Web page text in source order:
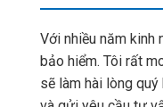
Với nhiều năm kinh
bảo hiểm. Tôi rất
sẽ làm hài lòng